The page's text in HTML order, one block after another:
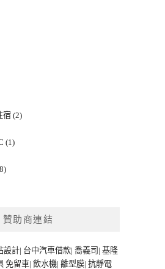
宿 (2)
(1)
贊助商連結
設計| 台中汽車借款| 喬義司 | 基隆
免留車| 飲水機| 離型膜| 抗靜電